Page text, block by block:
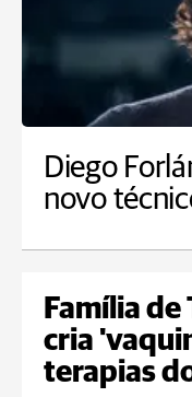
Diego
novo
Família de
cria
terapias